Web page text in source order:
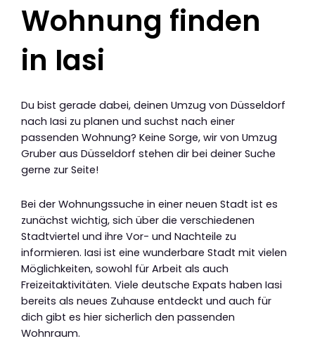
Wohnung finden
in Iasi
Du bist gerade dabei, deinen Umzug von Düsseldorf
nach Iasi zu planen und suchst nach einer
passenden Wohnung? Keine Sorge, wir von Umzug
Gruber aus Düsseldorf stehen dir bei deiner Suche
gerne zur Seite!
Bei der Wohnungssuche in einer neuen Stadt ist es
zunächst wichtig, sich über die verschiedenen
Stadtviertel und ihre Vor- und Nachteile zu
informieren. Iasi ist eine wunderbare Stadt mit vielen
Möglichkeiten, sowohl für Arbeit als auch
Freizeitaktivitäten. Viele deutsche Expats haben Iasi
bereits als neues Zuhause entdeckt und auch für
dich gibt es hier sicherlich den passenden
Wohnraum.